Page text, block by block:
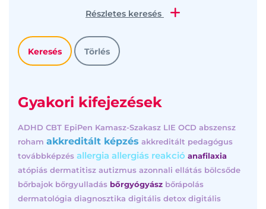
Részletes keresés
Gyakori kifejezések
ADHD CBT EpiPen Kamasz-Szakasz LIE OCD abszensz
roham akkreditált képzés akkreditált pedagógus
továbbképzés allergia allergiás reakció anafilaxia
atópiás dermatitisz autizmus azonnali ellátás bölcsőde
bőrbajok bőrgyulladás bőrgyógyász bőrápolás
dermatológia diagnosztika digitális detox digitális